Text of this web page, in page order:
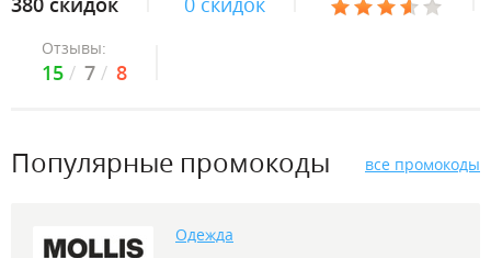
Отзывы:
15 7 8
Популярные промокоды все промокоды
Одежда